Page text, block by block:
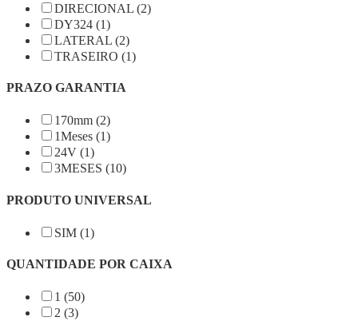
DIRECIONAL (2)
DY324 (1)
LATERAL (2)
TRASEIRO (1)
PRAZO GARANTIA
170mm (2)
1Meses (1)
24V (1)
3MESES (10)
PRODUTO UNIVERSAL
SIM (1)
QUANTIDADE POR CAIXA
1 (50)
2 (3)